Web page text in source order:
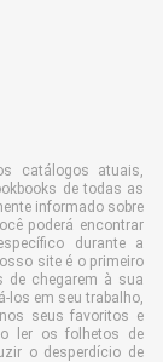
catálogos atuais,
de todas as
informado sobre
poderá encontrar
durante a
site é o primeiro
de chegarem à sua
los em seu trabalho,
seus favoritos e
ler os folhetos de
o desperdício de